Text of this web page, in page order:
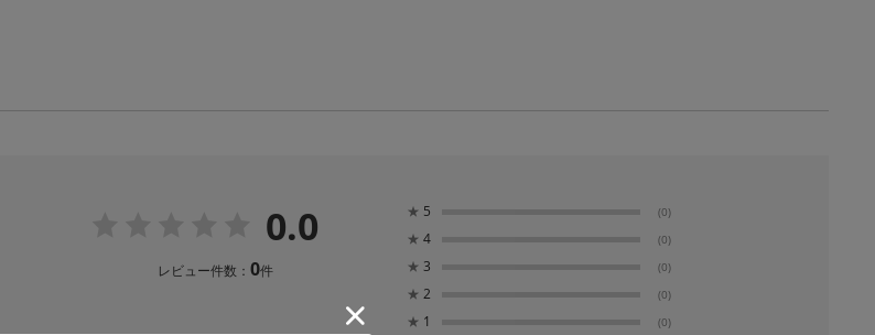
0.0
レビュー件数： 0件
★ 5 (0)
★ 4 (0)
★ 3 (0)
★ 2 (0)
★ 1 (0)